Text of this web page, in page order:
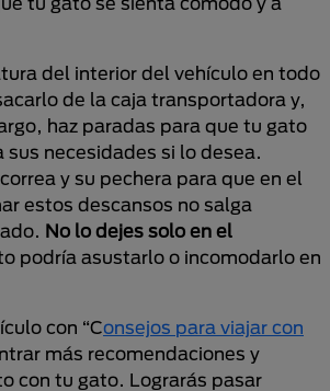
del interior del vehículo en todo
de la caja transportadora y,
haz paradas para que tu gato
sus necesidades si lo desea.
y su pechera para que en el
estos descansos no salga
No lo dejes solo en el
podría asustarlo o incomodarlo en
con “Consejos para viajar con
más recomendaciones y
con tu gato. Lograrás pasar